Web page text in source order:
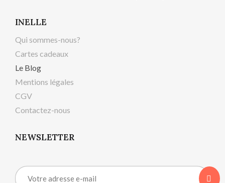
INELLE
Qui sommes-nous?
Cartes cadeaux
Le Blog
Mentions légales
CGV
Contactez-nous
NEWSLETTER